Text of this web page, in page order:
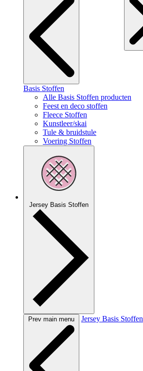
Basis Stoffen
Alle Basis Stoffen producten
Feest en deco stoffen
Fleece Stoffen
Kunstleer/skai
Tule & bruidstule
Voering Stoffen
Jersey Basis Stoffen
Prev main menu Jersey Basis Stoffen